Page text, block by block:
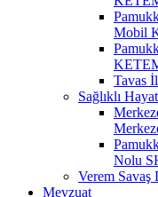
Mobil
Tavas
Sağlıklı
Nolu
Verem
Mevzuat